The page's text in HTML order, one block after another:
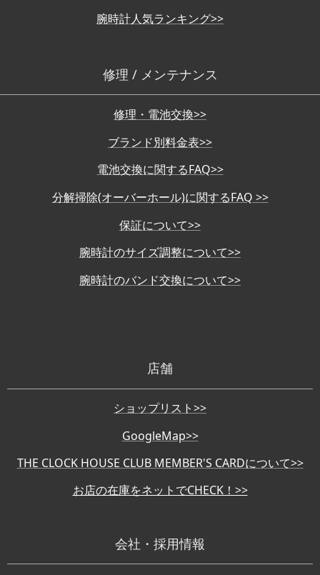
腕時計人気ランキング>>
修理 / メンテナンス
修理・電池交換>>
ブランド別料金表>>
電池交換に関するFAQ>>
分解掃除(オーバーホール)に関するFAQ >>
保証について>>
腕時計のサイズ調整について>>
腕時計のバンド交換について>>
店舗
ショップリスト>>
GoogleMap>>
THE CLOCK HOUSE CLUB MEMBER'S CARDについて>>
お店の在庫をネットでCHECK！>>
会社・採用情報